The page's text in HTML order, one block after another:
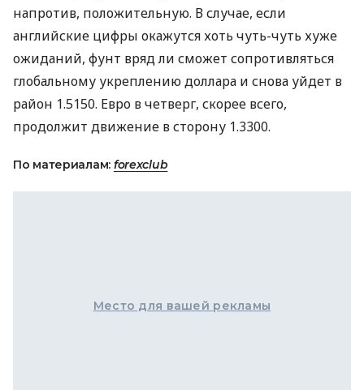
напротив, положительную. В случае, если
английские цифры окажутся хоть чуть-чуть хуже
ожиданий, фунт вряд ли сможет сопротивляться
глобальному укреплению доллара и снова уйдет в
район 1.5150. Евро в четверг, скорее всего,
продолжит движение в сторону 1.3300.
По материалам: forexclub
Место для вашей рекламы